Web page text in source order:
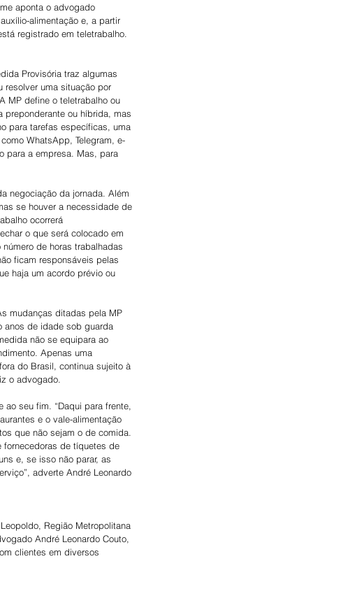
aponta o advogado
alimentação e, a partir
registrado em teletrabalho.
Provisória traz algumas
resolver uma situação por
MP define o teletrabalho ou
preponderante ou híbrida, mas
para tarefas específicas, uma
WhatsApp, Telegram, e-
para a empresa. Mas, para
negociação da jornada. Além
se houver a necessidade de
ocorrerá
o que será colocado em
de horas trabalhadas
ficam responsáveis pelas
haja um acordo prévio ou
mudanças ditadas pela MP
anos de idade sob guarda
não se equipara ao
Apenas uma
do Brasil, continua sujeito à
o advogado.
ao seu fim. “Daqui para frente,
e o vale-alimentação
que não sejam o de comida.
fornecedoras de tíquetes de
e, se isso não parar, as
adverte André Leonardo
Região Metropolitana
André Leonardo Couto,
clientes em diversos